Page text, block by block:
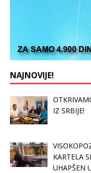
NAJNOVIJE!
IZ SRBIJE!
KARTELA
UHAPŠEN